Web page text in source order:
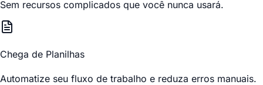
Sem recursos complicados que você nunca usará.
Chega de Planilhas
Automatize seu fluxo de trabalho e reduza erros manuais.